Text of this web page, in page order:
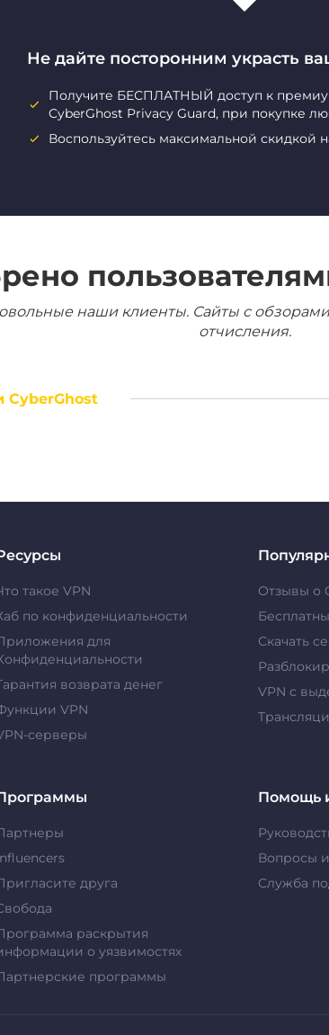
Не дайте посторонним украсть
Получите БЕСПЛАТНЫЙ доступ к
CyberGhost Privacy Guard, при покупке
Воспользуйтесь максимальной скидкой
наши клиенты. Сайты с
отчисления.
CyberGhost
такое VPN
по конфиденциальности
для
возврата денег
VPN
серверы
Отзывы о
Скачать
VPN с
друга
раскрытия
о уязвимостях
программы
Помощь
Вопросы
Служба